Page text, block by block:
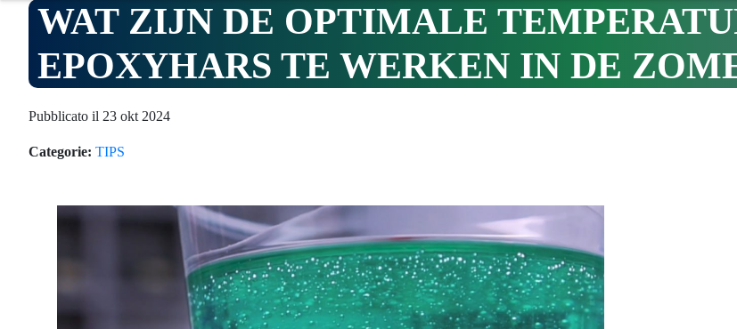
WAT ZIJN DE OPTIMALE
EPOXYHARS TE WERKEN IN DE
Pubblicato il 23 okt 2024
Categorie: TIPS